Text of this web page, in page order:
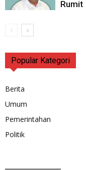
Rumit
Popular Kategori
Berita
Umum
Pemerintahan
Politik